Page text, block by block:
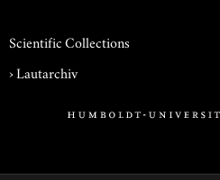
Scientific Collections
›Lautarchiv